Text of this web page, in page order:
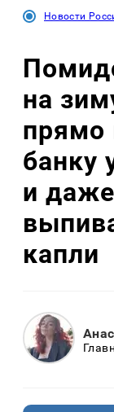
Новости
на
прямо
банку
и
капли